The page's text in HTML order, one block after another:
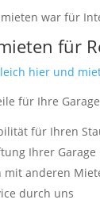
mieten war für
für
hier und
für Ihre
für Ihren
Ihrer
mit anderen
durch uns